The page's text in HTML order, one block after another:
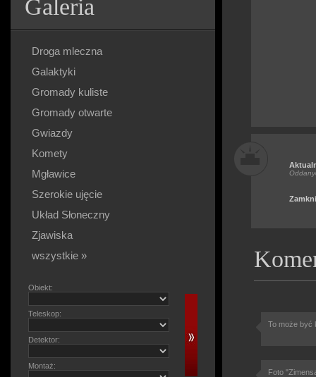
Galeria
Droga mleczna
Galaktyki
Gromady kuliste
Gromady otwarte
Gwiazdy
Komety
Mgławice
Szerokie ujęcie
Układ Słoneczny
Zjawiska
wszystkie »
Obiekt:
Teleskop:
Detektor:
Montaż:
To może być
Foto